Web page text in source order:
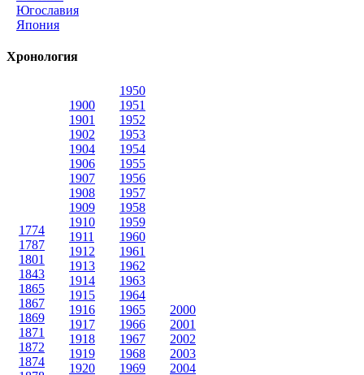
Югославия
Япония
Хронология
1774
1787
1801
1843
1865
1867
1869
1871
1872
1874
1900
1901
1902
1904
1906
1907
1908
1909
1910
1911
1912
1913
1914
1915
1916
1917
1918
1919
1920
1950
1951
1952
1953
1954
1955
1956
1957
1958
1959
1960
1961
1962
1963
1964
1965
1966
1967
1968
1969
2000
2001
2002
2003
2004